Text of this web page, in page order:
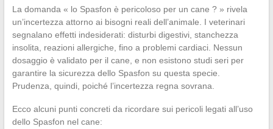
La domanda « lo Spasfon è pericoloso per un cane ? » rivela
un’incertezza attorno ai bisogni reali dell’animale. I veterinari
segnalano effetti indesiderati: disturbi digestivi, stanchezza
insolita, reazioni allergiche, fino a problemi cardiaci. Nessun
dosaggio è validato per il cane, e non esistono studi seri per
garantire la sicurezza dello Spasfon su questa specie.
Prudenza, quindi, poiché l’incertezza regna sovrana.
Ecco alcuni punti concreti da ricordare sui pericoli legati all’uso
dello Spasfon nel cane: